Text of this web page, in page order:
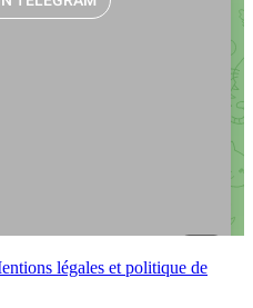
légales et politique de